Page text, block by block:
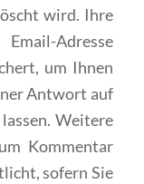
wird. Ihre
Adresse
um Ihnen
Antwort auf
Weitere
Kommentar
sofern Sie